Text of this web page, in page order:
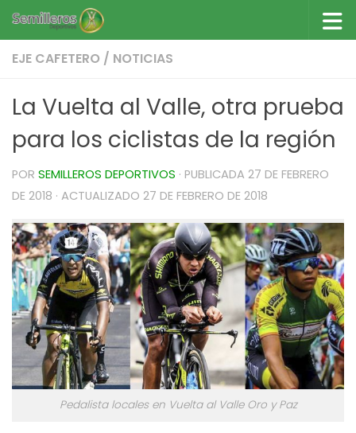
Saltar al contenido
EJE CAFETERO / NOTICIAS
La Vuelta al Valle, otra prueba
para los ciclistas de la región
POR SEMILLEROS DEPORTIVOS · PUBLICADA 27 DE FEBRERO
DE 2018 · ACTUALIZADO 27 DE FEBRERO DE 2018
Pedalista locales en Vuelta al Valle Oro y Paz